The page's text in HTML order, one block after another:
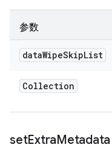
参数
dataWipeSkipList
Collection
setExtraMetadata